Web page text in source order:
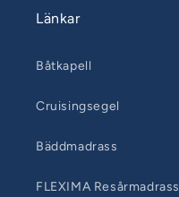
Länkar
Båtkapell
Cruisingsegel
Bäddmadrass
FLEXIMA Resårmadrass